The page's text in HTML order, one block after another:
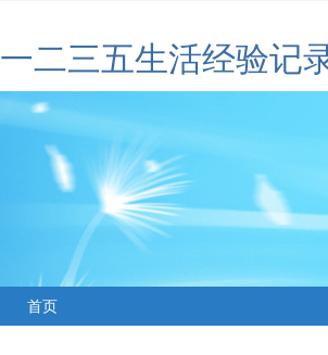
一二三五生活经验记
首页